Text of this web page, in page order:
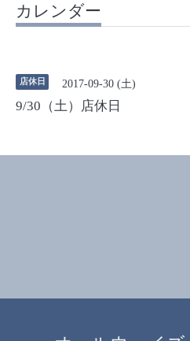
カレンダー
店休日 2017-09-30 (土)
9/30（土）店休日